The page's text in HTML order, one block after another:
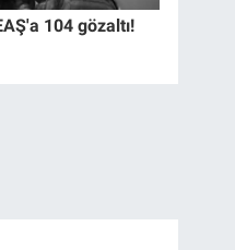
104 gözaltı!